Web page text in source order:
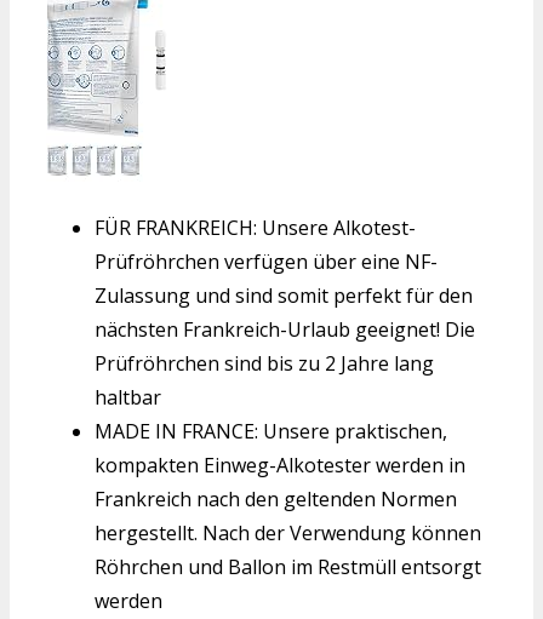
FÜR FRANKREICH: Unsere Alkotest-
Prüfröhrchen verfügen über eine NF-
Zulassung und sind somit perfekt für den
nächsten Frankreich-Urlaub geeignet! Die
Prüfröhrchen sind bis zu 2 Jahre lang
haltbar
MADE IN FRANCE: Unsere praktischen,
kompakten Einweg-Alkotester werden in
Frankreich nach den geltenden Normen
hergestellt. Nach der Verwendung können
Röhrchen und Ballon im Restmüll entsorgt
werden